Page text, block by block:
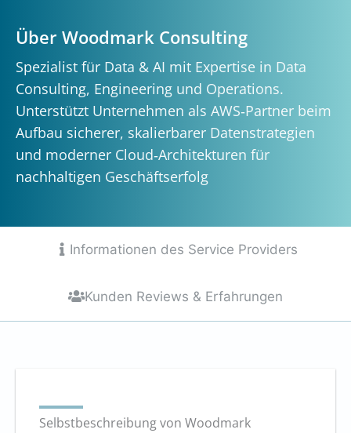
Über Woodmark Consulting
Spezialist für Data & AI mit Expertise in Data
Consulting, Engineering und Operations.
Unterstützt Unternehmen als AWS‑Partner beim
Aufbau sicherer, skalierbarer Datenstrategien
und moderner Cloud‑Architekturen für
nachhaltigen Geschäftserfolg
Informationen des Service Providers
Kunden Reviews & Erfahrungen
Selbstbeschreibung von Woodmark